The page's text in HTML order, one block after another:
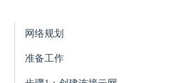
网络规划
准备工作